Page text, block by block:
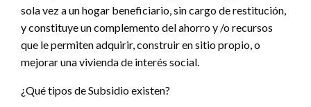
sola vez a un hogar beneficiario, sin cargo de restitución,
y constituye un complemento del ahorro y /o recursos
que le permiten adquirir, construir en sitio propio, o
mejorar una vivienda de interés social.
¿Qué tipos de Subsidio existen?